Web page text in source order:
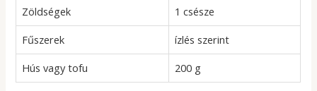
Zöldségek
1 csésze
Fűszerek
ízlés szerint
Hús vagy tofu
200 g